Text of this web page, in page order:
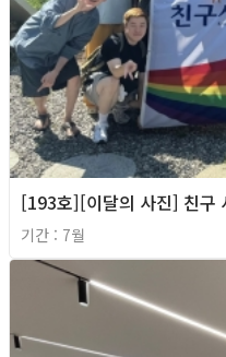
[193호][이달의 사진] 친구
기간 : 7월